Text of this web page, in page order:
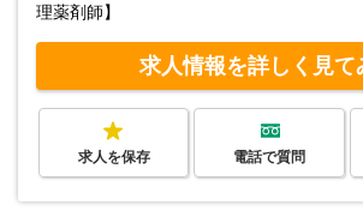
理薬剤師】
求人情報を詳しく見て
求人を保存 電話で質問